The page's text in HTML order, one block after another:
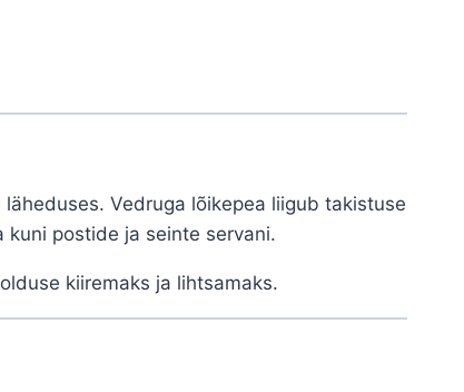
Vedruga lõikepea liigub takistuse
postide ja seinte servani.
kiiremaks ja lihtsamaks.